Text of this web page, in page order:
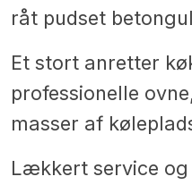
råt pudset
Et stort anretter
professionelle
masser af
Lækkert service og